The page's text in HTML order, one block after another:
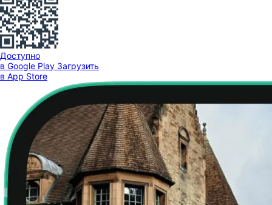
Доступно
в Google Play Загрузить
в App Store